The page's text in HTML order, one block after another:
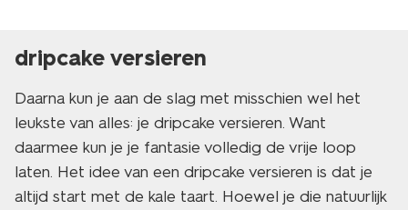
dripcake versieren
Daarna kun je aan de slag met misschien wel het
leukste van alles: je dripcake versieren. Want
daarmee kun je je fantasie volledig de vrije loop
laten. Het idee van een dripcake versieren is dat je
altijd start met de kale taart. Hoewel je die natuurlijk